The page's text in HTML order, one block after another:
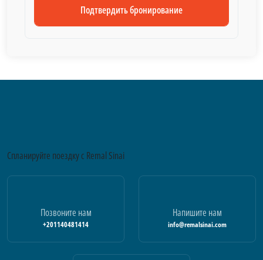
Подтвердить бронирование
Спланируйте поездку с Remal Sinai
Позвоните нам
+201140481414
Напишите нам
info@remalsinai.com